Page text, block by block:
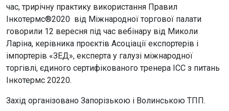
час, трирічну практику використання Правил
Інкотермс®2020 від Міжнародної торгової палати
говорили 12 вересня під час вебінару від Миколи
Ларіна, керівника проєктів Асоціації експортерів і
імпортерів «ЗЕД», експерта у галузі міжнародної
торгівлі, єдиного сертифікованого тренера ІСС з питань
Інкотермс 20220.
Захід організовано Запорізькою і Волинською ТПП.